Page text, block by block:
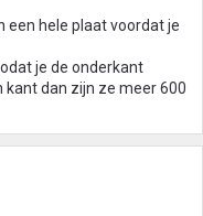
een hele plaat voordat je
je de onderkant
kant dan zijn ze meer 600